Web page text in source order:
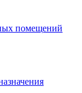
помещений